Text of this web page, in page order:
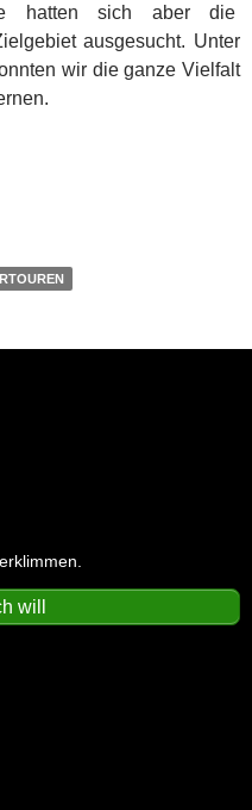
hatten sich aber die
ausgesucht. Unter
wir die ganze Vielfalt
will